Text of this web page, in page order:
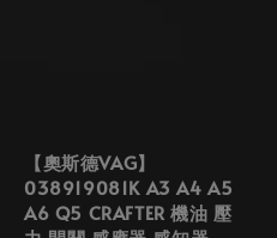
【奧斯德VAG】
038919081K A3 A4 A5
A6 Q5 CRAFTER 機油 壓